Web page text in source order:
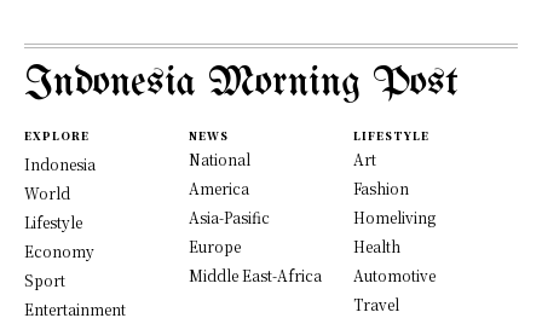
Indonesia Morning Post
EXPLORE
Indonesia
World
Lifestyle
Economy
Sport
Entertainment
NEWS
National
America
Asia-Pasific
Europe
Middle East-Africa
LIFESTYLE
Art
Fashion
Homeliving
Health
Automotive
Travel